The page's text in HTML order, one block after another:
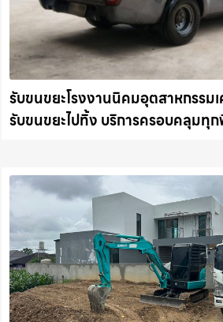
รับขนขยะโรงงานนิคมอุตสาหกรร
รับขนขยะไปทิ้ง บริการครอบคลุมทุ